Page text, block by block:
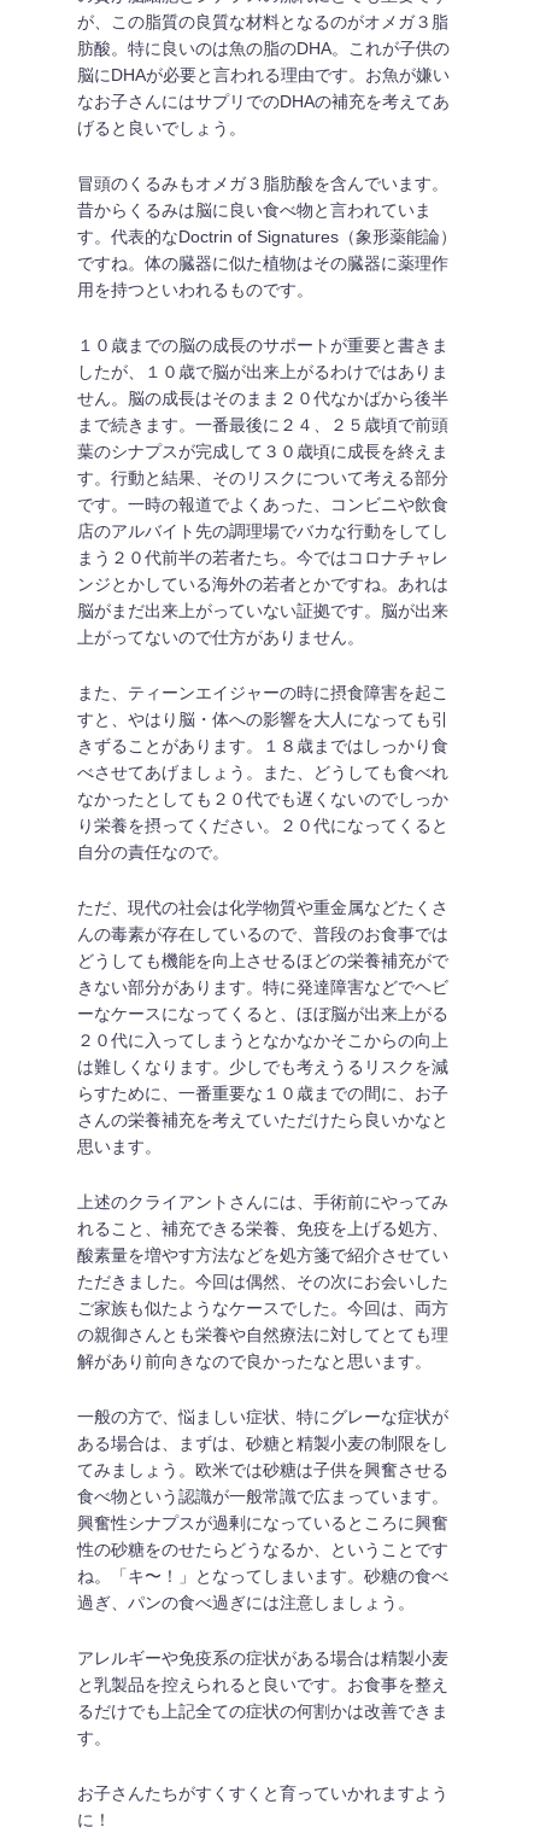
が、この脂質の良質な材料となるのがオメガ３脂
肪酸。特に良いのは魚の脂のDHA。これが子供の
脳にDHAが必要と言われる理由です。お魚が嫌い
なお子さんにはサプリでのDHAの補充を考えてあ
げると良いでしょう。
冒頭のくるみもオメガ３脂肪酸を含んでいます。
昔からくるみは脳に良い食べ物と言われていま
す。代表的なDoctrin of Signatures（象形薬能論）
ですね。体の臓器に似た植物はその臓器に薬理作
用を持つといわれるものです。
１０歳までの脳の成長のサポートが重要と書きま
したが、１０歳で脳が出来上がるわけではありま
せん。脳の成長はそのまま２０代なかばから後半
まで続きます。一番最後に２４、２５歳頃で前頭
葉のシナプスが完成して３０歳頃に成長を終えま
す。行動と結果、そのリスクについて考える部分
です。一時の報道でよくあった、コンビニや飲食
店のアルバイト先の調理場でバカな行動をしてし
まう２０代前半の若者たち。今ではコロナチャレ
ンジとかしている海外の若者とかですね。あれは
脳がまだ出来上がっていない証拠です。脳が出来
上がってないので仕方がありません。
また、ティーンエイジャーの時に摂食障害を起こ
すと、やはり脳・体への影響を大人になっても引
きずることがあります。１８歳まではしっかり食
べさせてあげましょう。また、どうしても食べれ
なかったとしても２０代でも遅くないのでしっか
り栄養を摂ってください。２０代になってくると
自分の責任なので。
ただ、現代の社会は化学物質や重金属などたくさ
んの毒素が存在しているので、普段のお食事では
どうしても機能を向上させるほどの栄養補充がで
きない部分があります。特に発達障害などでヘビ
ーなケースになってくると、ほぼ脳が出来上がる
２０代に入ってしまうとなかなかそこからの向上
は難しくなります。少しでも考えうるリスクを減
らすために、一番重要な１０歳までの間に、お子
さんの栄養補充を考えていただけたら良いかなと
思います。
上述のクライアントさんには、手術前にやってみ
れること、補充できる栄養、免疫を上げる処方、
酸素量を増やす方法などを処方箋で紹介させてい
ただきました。今回は偶然、その次にお会いした
ご家族も似たようなケースでした。今回は、両方
の親御さんとも栄養や自然療法に対してとても理
解があり前向きなので良かったなと思います。
一般の方で、悩ましい症状、特にグレーな症状が
ある場合は、まずは、砂糖と精製小麦の制限をし
てみましょう。欧米では砂糖は子供を興奮させる
食べ物という認識が一般常識で広まっています。
興奮性シナプスが過剰になっているところに興奮
性の砂糖をのせたらどうなるか、ということです
ね。「キ〜！」となってしまいます。砂糖の食べ
過ぎ、パンの食べ過ぎには注意しましょう。
アレルギーや免疫系の症状がある場合は精製小麦
と乳製品を控えられると良いです。お食事を整え
るだけでも上記全ての症状の何割かは改善できま
す。
お子さんたちがすくすくと育っていかれますよう
に！